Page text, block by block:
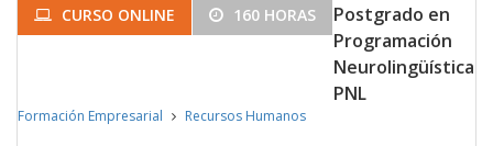
CURSO ONLINE 160 HORAS
Postgrado en
Programación
Neurolingüística
PNL
Formación Empresarial Recursos Humanos